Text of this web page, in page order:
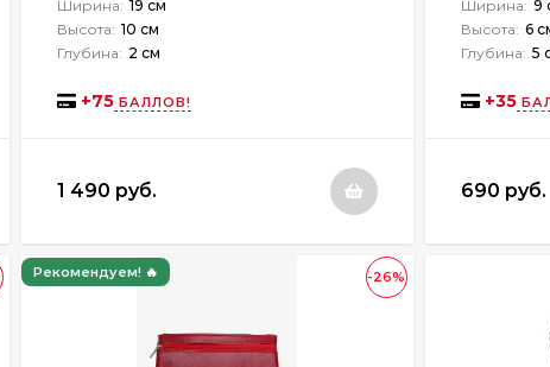
Ширина: 19 см
Высота: 10 см
Глубина: 2 см
+75 БАЛЛОВ!
1 490 руб.
Ширина: 9
Высота: 6
Глубина: 5
+35
690 руб.
-26%
Рекомендуем! 🔥